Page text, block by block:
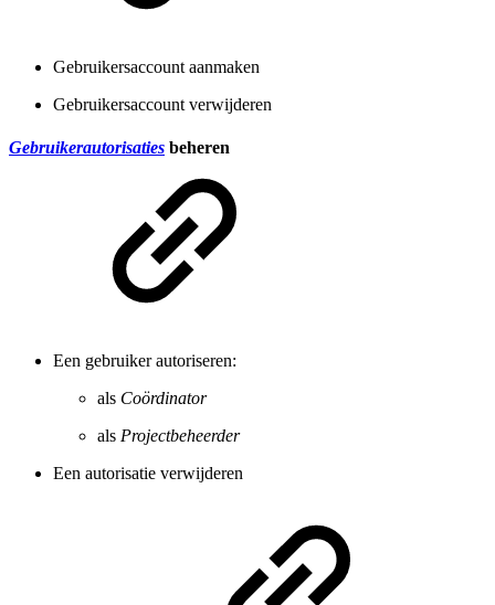
Gebruikersaccount aanmaken
Gebruikersaccount verwijderen
Gebruikerautorisaties beheren
Een gebruiker autoriseren:
als Coördinator
als Projectbeheerder
Een autorisatie verwijderen